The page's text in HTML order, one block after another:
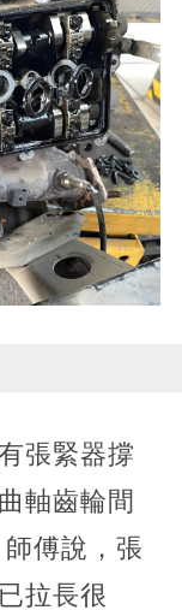
張緊器撐
軸齒輪間
傅說，張
拉長很